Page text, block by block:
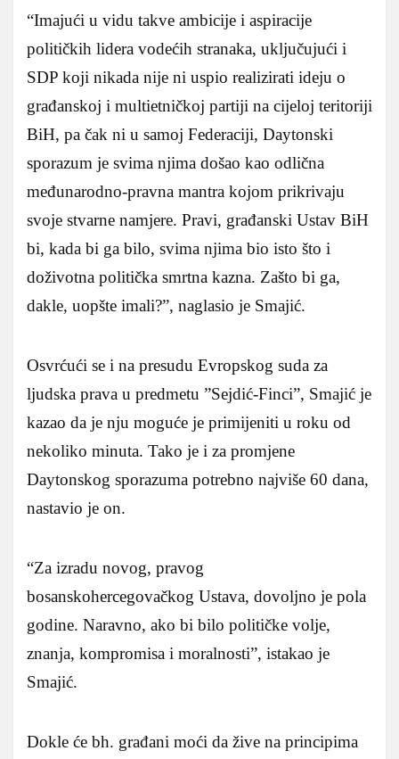
“Imajući u vidu takve ambicije i aspiracije
političkih lidera vodećih stranaka, uključujući i
SDP koji nikada nije ni uspio realizirati ideju o
građanskoj i multietničkoj partiji na cijeloj teritoriji
BiH, pa čak ni u samoj Federaciji, Daytonski
sporazum je svima njima došao kao odlična
međunarodno-pravna mantra kojom prikrivaju
svoje stvarne namjere. Pravi, građanski Ustav BiH
bi, kada bi ga bilo, svima njima bio isto što i
doživotna politička smrtna kazna. Zašto bi ga,
dakle, uopšte imali?”, naglasio je Smajić.
Osvrćući se i na presudu Evropskog suda za
ljudska prava u predmetu ”Sejdić-Finci”, Smajić je
kazao da je nju moguće je primijeniti u roku od
nekoliko minuta. Tako je i za promjene
Daytonskog sporazuma potrebno najviše 60 dana,
nastavio je on.
“Za izradu novog, pravog
bosanskohercegovačkog Ustava, dovoljno je pola
godine. Naravno, ako bi bilo političke volje,
znanja, kompromisa i moralnosti”, istakao je
Smajić.
Dokle će bh. građani moći da žive na principima